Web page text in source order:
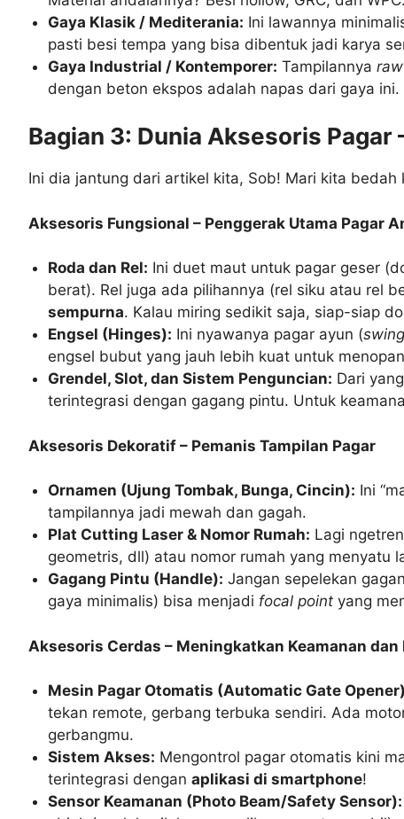
Gaya Klasik / Mediterania: Ini lawannya
pasti besi tempa yang bisa dibentuk jadi karya
Gaya Industrial / Kontemporer: Tampilannyaraw
dengan beton ekspos adalah napas dari gaya ini.
Bagian 3: Dunia Aksesoris Pagar
Ini dia jantung dari artikel kita, Sob! Mari kita
Aksesoris Fungsional – Penggerak Utama Pagar
Roda dan Rel: Ini duet maut untuk pagar geser
berat). Rel juga ada pilihannya (rel siku atau rel
sempurna. Kalau miring sedikit saja, siap-siap
Engsel (Hinges): Ini nyawanya pagar ayun (swing
engsel bubut yang jauh lebih kuat untuk
Grendel, Slot, dan Sistem Penguncian: Dari
terintegrasi dengan gagang pintu. Untuk
Aksesoris Dekoratif – Pemanis Tampilan Pagar
Ornamen (Ujung Tombak, Bunga, Cincin): Ini
tampilannya jadi mewah dan gagah.
Plat Cutting Laser & Nomor Rumah: Lagi
geometris, dll) atau nomor rumah yang menyatu
Gagang Pintu (Handle): Jangan sepelekan
gaya minimalis) bisa menjadi focal point yang
Aksesoris Cerdas – Meningkatkan Keamanan dan
Mesin Pagar Otomatis (Automatic Gate
tekan remote, gerbang terbuka sendiri. Ada
gerbangmu.
Sistem Akses: Mengontrol pagar otomatis kini
terintegrasi denganaplikasi di smartphone!
Sensor Keamanan (Photo Beam/Safety Sensor):